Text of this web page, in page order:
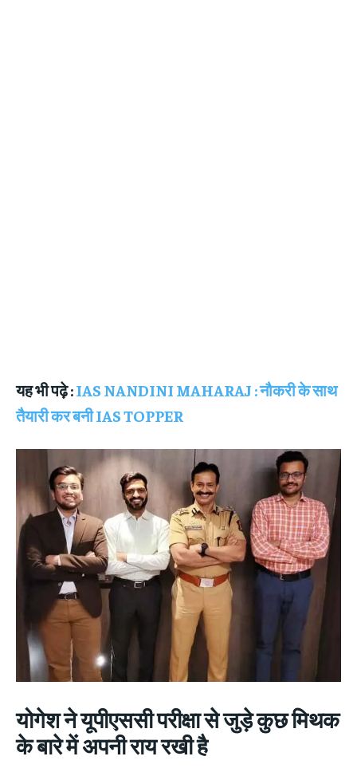
यह भी पढ़े :IAS NANDINI MAHARAJ : नौकरी के साथ
तैयारी कर बनी IAS TOPPER
योगेश ने यूपीएससी परीक्षा से जुड़े कुछ मिथक
के बारे में अपनी राय रखी है